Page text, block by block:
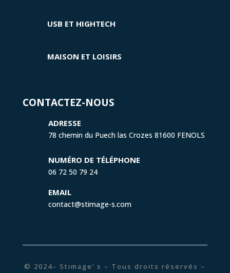
USB ET HIGHTECH
MAISON ET LOISIRS
CONTACTEZ-NOUS
ADRESSE
78 chemin du Puech las Crozes 81600 FENOLS
NUMÉRO DE TÉLÉPHONE
06 72 50 79 24
EMAIL
contact@stimage-s.com
© 2024– Stimage’ s – Tous droits réservés –